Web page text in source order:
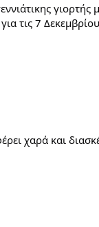
γιορτής
τις 7
χαρά και